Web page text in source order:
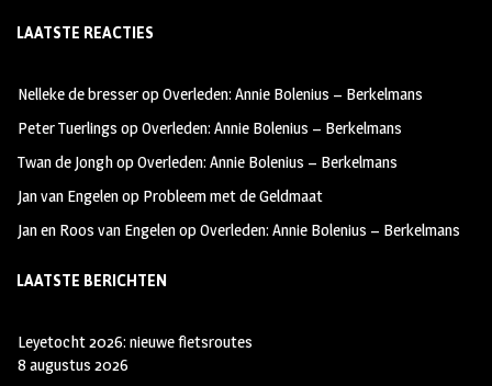
kr
a
e
r
LAATSTE REACTIES
Nelleke de bresseropOverleden: Annie Bolenius – Berkelmans
Peter Tuerlings opOverleden: Annie Bolenius – Berkelmans
Twan de JonghopOverleden: Annie Bolenius – Berkelmans
Jan van Engelenop Probleem met de Geldmaat
Jan en Roos van EngelenopOverleden: Annie Bolenius – Berkelmans
LAATSTE BERICHTEN
Leyetocht 2026: nieuwe fietsroutes
8 augustus 2026